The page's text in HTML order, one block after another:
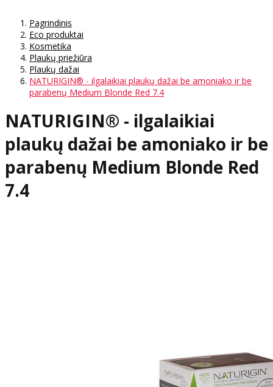
Pagrindinis
Eco produktai
Kosmetika
Plaukų priežiūra
Plaukų dažai
NATURIGIN® - ilgalaikiai plaukų dažai be amoniako ir be
parabenų Medium Blonde Red 7.4
NATURIGIN® - ilgalaikiai
plaukų dažai be amoniako ir be
parabenų Medium Blonde Red
7.4